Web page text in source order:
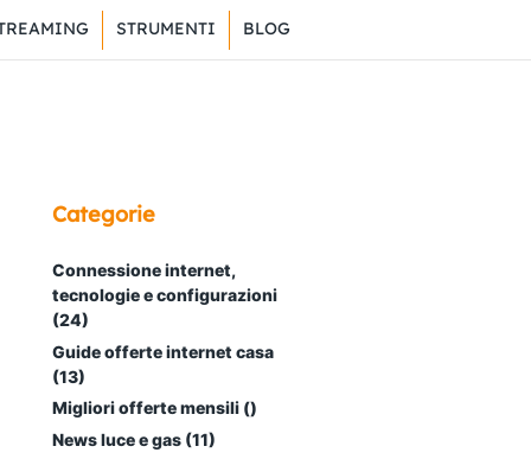
STRUMENTI BLOG
Categorie
Connessione internet,
tecnologie e configurazioni
(24)
Guide offerte internet casa
(13)
Migliori offerte mensili ()
News luce e gas (11)